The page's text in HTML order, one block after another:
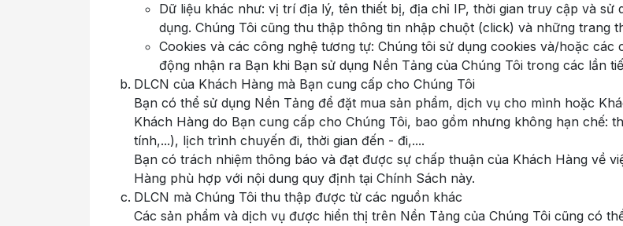
Dữ liệu khác như: vị trí địa lý, tên thiết bị, địa chỉ IP, thời gian truy cập và sử
dụng. Chúng Tôi cũng thu thập thông tin nhập chuột (click) và những trang
Cookies và các công nghệ tương tự: Chúng tôi sử dụng cookies và/hoặc
động nhận ra Bạn khi Bạn sử dụng Nền Tảng của Chúng Tôi trong các lần
DLCN của Khách Hàng mà Bạn cung cấp cho Chúng Tôi
Bạn có thể sử dụng Nền Tảng để đặt mua sản phẩm, dịch vụ cho mình hoặc
Khách Hàng do Bạn cung cấp cho Chúng Tôi, bao gồm nhưng không hạn chế:
tính,...), lịch trình chuyến đi, thời gian đến - đi,....
Bạn có trách nhiệm thông báo và đạt được sự chấp thuận của Khách Hàng về
Hàng phù hợp với nội dung quy định tại Chính Sách này.
DLCN mà Chúng Tôi thu thập được từ các nguồn khác
Các sản phẩm và dịch vụ được hiển thị trên Nền Tảng của Chúng Tôi cũng có